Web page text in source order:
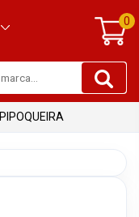
0
PIPOQUEIRA